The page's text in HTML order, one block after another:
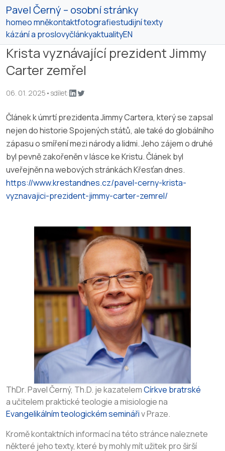
Pavel Černý – osobní stránky
homeo mněkontaktfotografiestudijní texty
kázání a proslovyčlánkyaktualityEN
ThDr. Pavel Černý, Th.D. je kazatelemCírkve bratrské
a učitelem praktické teologie a misiologie na
Evangelikálním teologickém seminářiv Praze.
Kromě kontaktních informací na této stránce naleznete
některé jeho texty, které by mohly mít užitek pro širší
Krista vyznávající prezident Jimmy
Carter zemřel
06. 01. 2025 • sdílet:
Článek k úmrtí prezidenta Jimmy Cartera, který se zapsal
nejen do historie Spojených států, ale také do globálního
zápasu o smíření mezi národy a lidmi. Jeho zájem o druhé
byl pevně zakořeněn v lásce ke Kristu. Článek byl
uveřejněn na webových stránkách Křesťan dnes.
https://www.krestandnes.cz/pavel-cerny-krista-
vyznavajici-prezident-jimmy-carter-zemrel/